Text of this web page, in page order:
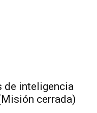
de inteligencia
cerrada)